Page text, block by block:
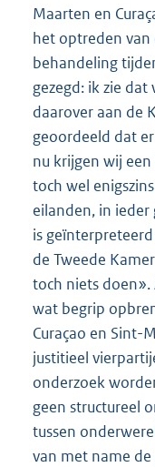
Maarten en
het optreden van
behandeling
gezegd: ik zie
daarover aan de
geoordeeld dat
nu krijgen wij
toch wel
eilanden, in ieder
is
de Tweede
toch niets doen».
wat begrip
Curaçao en Sint-
justitieel
onderzoek
geen structureel
tussen
van met name